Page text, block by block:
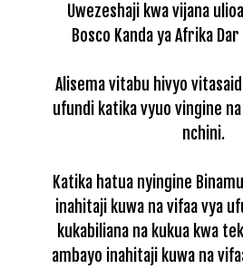
Uwezeshaji kwa vijana
Bosco Kanda ya Afrika
Alisema vitabu hivyo
ufundi katika vyuo vingine
nchini.
Katika hatua nyingine
inahitaji kuwa na vifaa vya
kukabiliana na kukua kwa
ambayo inahitaji kuwa na